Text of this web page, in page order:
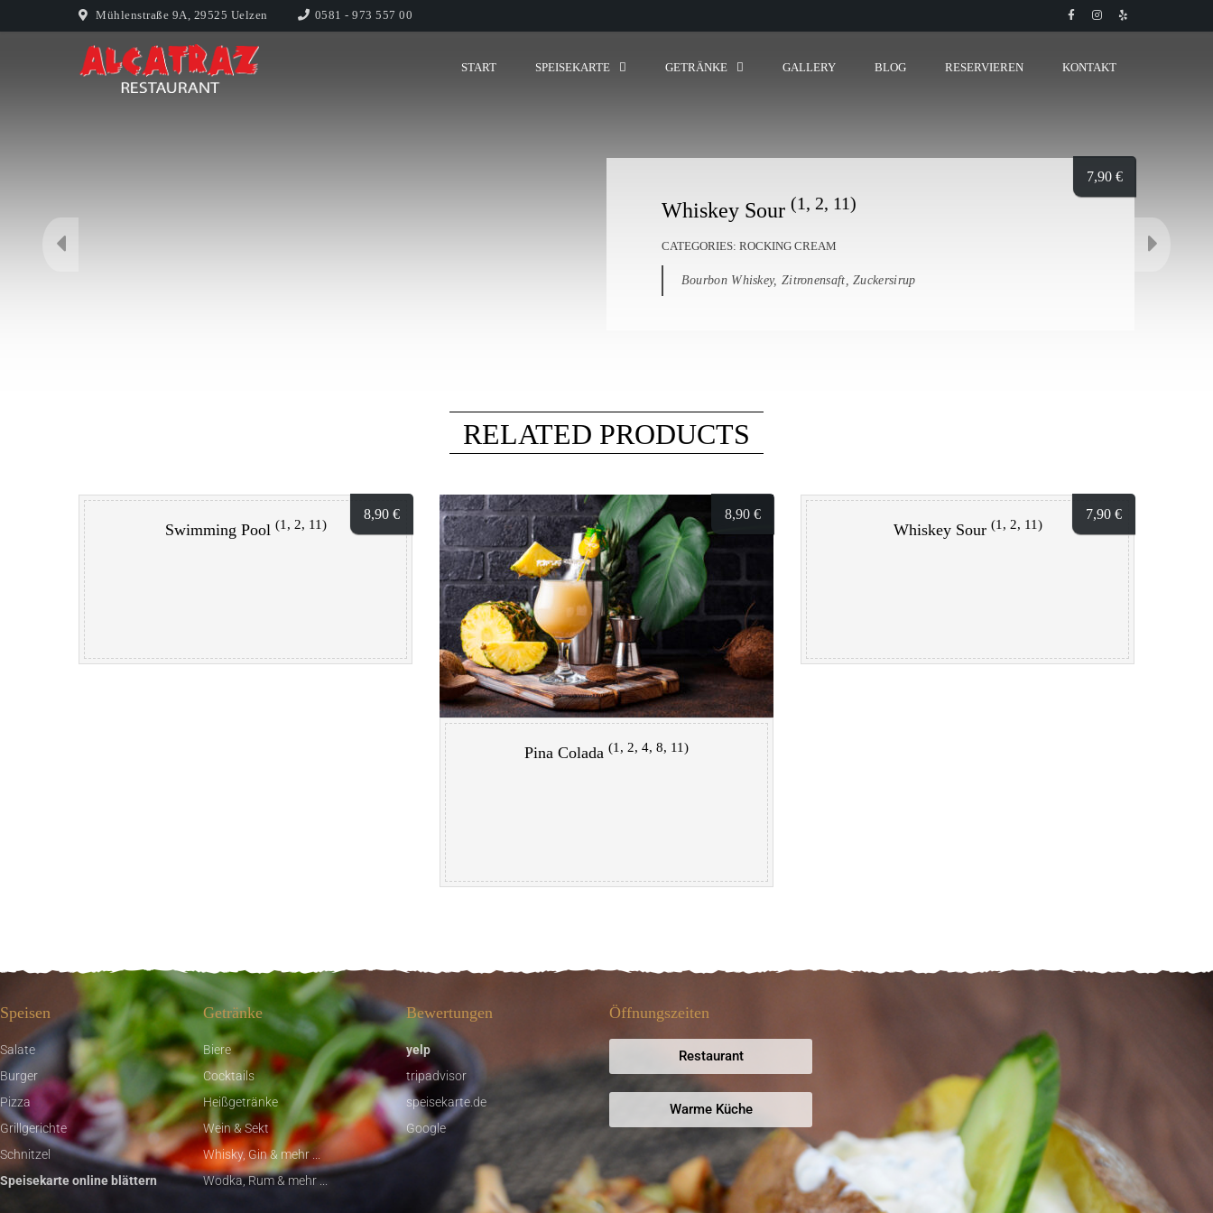
Mühlenstraße 9A, 29525 Uelzen 0581 - 973 557 00
START SPEISEKARTE GETRÄNKE GALLERY BLOG RESERVIEREN KONTAKT
Whiskey Sour (1, 2, 11)
CATEGORIES: ROCKING CREAM
Bourbon Whiskey, Zitronensaft, Zuckersirup
7,90 €
RELATED PRODUCTS
8,90 €
Swimming Pool (1, 2, 11)
8,90 €
Pina Colada (1, 2, 4, 8, 11)
7,90 €
Whiskey Sour (1, 2, 11)
Speisen
Salate
Burger
Pizza
Grillgerichte
Schnitzel
Speisekarte online blättern
Getränke
Biere
Cocktails
Heißgetränke
Wein & Sekt
Whisky, Gin & mehr ...
Wodka, Rum & mehr ...
Bewertungen
yelp
tripadvisor
speisekarte.de
Google
Öffnungszeiten
Restaurant
Warme Küche